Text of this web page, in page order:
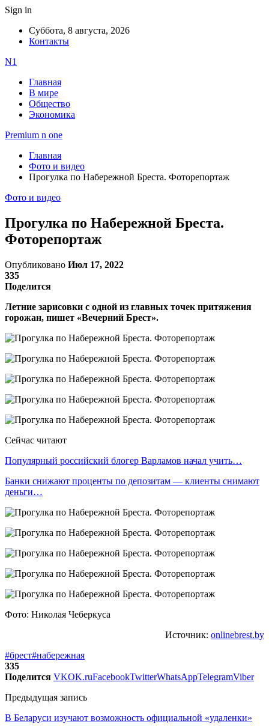
Sign in
Суббота, 8 августа, 2026
Контакты
N1
Главная
В мире
Общество
Экономика
Premium n one
Главная
Фото и видео
Прогулка по Набережной Бреста. Фоторепортаж
Фото и видео
Прогулка по Набережной Бреста.
Фоторепортаж
Опубликовано Июл 17, 2022
335
Поделится
Летние зарисовки с одной из главных точек притяжения
горожан, пишет «Вечерний Брест».
Сейчас читают
Популярный российский блогер Варламов начал учить…
Банки снижают проценты по депозитам — клиенты снимают
деньги…
Фото: Николая Чеберкуса
Источник: onlinebrest.by
#брест#набережная
335
Поделится VKOK.ruFacebookTwitterWhatsAppTelegramViber
Предыдущая запись
В Беларуси изучают возможность официальной «удаленки»